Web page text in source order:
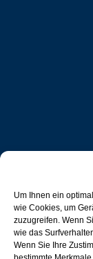
Um Ihnen ein
wie Cookies, um
zuzugreifen. Wenn
wie das
Wenn Sie Ihre
der
Logistics